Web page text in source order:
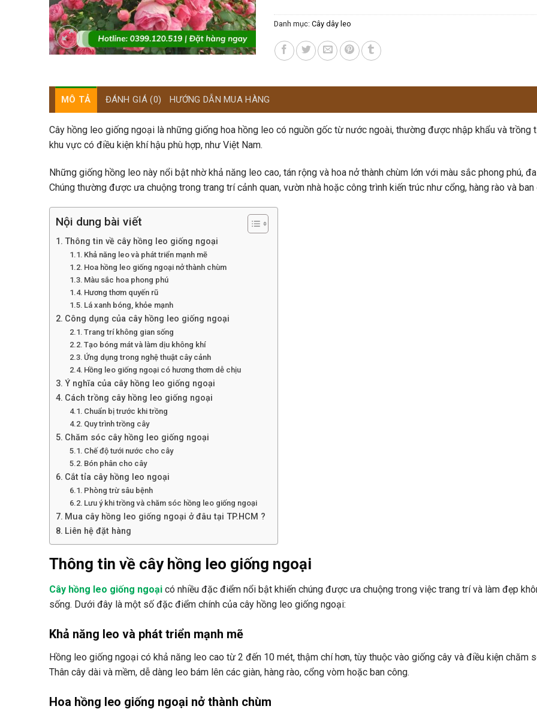
Danh mục: Cây dây leo
MÔ TẢ ĐÁNH GIÁ (0) HƯỚNG DẪN MUA HÀNG
Cây hồng leo giống ngoại là những giống hoa hồng leo có nguồn gốc từ nước ngoài, thường được nhập khẩu và trồng
khu vực có điều kiện khí hậu phù hợp, như Việt Nam.
Những giống hồng leo này nổi bật nhờ khả năng leo cao, tán rộng và hoa nở thành chùm lớn với màu sắc phong phú,
Chúng thường được ưa chuộng trong trang trí cảnh quan, vườn nhà hoặc công trình kiến trúc như cổng, hàng rào và ban
Nội dung bài viết
Thông tin về cây hồng leo giống ngoại
Khả năng leo và phát triển mạnh mẽ
Hoa hồng leo giống ngoại nở thành chùm
Màu sắc hoa phong phú
Hương thơm quyến rũ
Lá xanh bóng, khỏe mạnh
Công dụng của cây hồng leo giống ngoại
Trang trí không gian sống
Tạo bóng mát và làm dịu không khí
Ứng dụng trong nghệ thuật cây cảnh
Hồng leo giống ngoại có hương thơm dễ chịu
Ý nghĩa của cây hồng leo giống ngoại
Cách trồng cây hồng leo giống ngoại
Chuẩn bị trước khi trồng
Quy trình trồng cây
Chăm sóc cây hồng leo giống ngoại
Chế độ tưới nước cho cây
Bón phân cho cây
Cắt tỉa cây hồng leo ngoại
Phòng trừ sâu bệnh
Lưu ý khi trồng và chăm sóc hồng leo giống ngoại
Mua cây hồng leo giống ngoại ở đâu tại TP.HCM ?
Liên hệ đặt hàng
Thông tin về cây hồng leo giống ngoại
Cây hồng leo giống ngoại có nhiều đặc điểm nổi bật khiến chúng được ưa chuộng trong việc trang trí và làm đẹp
sống. Dưới đây là một số đặc điểm chính của cây hồng leo giống ngoại:
Khả năng leo và phát triển mạnh mẽ
Hồng leo giống ngoại có khả năng leo cao từ 2 đến 10 mét, thậm chí hơn, tùy thuộc vào giống cây và điều kiện chăm
Thân cây dài và mềm, dễ dàng leo bám lên các giàn, hàng rào, cổng vòm hoặc ban công.
Hoa hồng leo giống ngoại nở thành chùm